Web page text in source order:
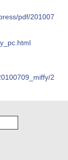
pdf/201007
2